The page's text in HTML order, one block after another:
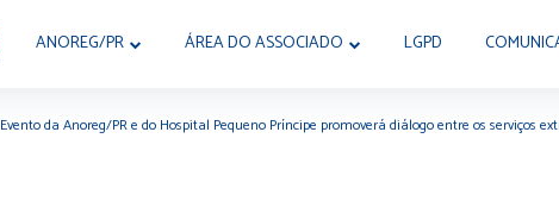
ANOREG/PR ÁREA DO ASSOCIADO LGPD
Evento da Anoreg/PR e do Hospital Pequeno Príncipe promoverá diálogo entre os serviços